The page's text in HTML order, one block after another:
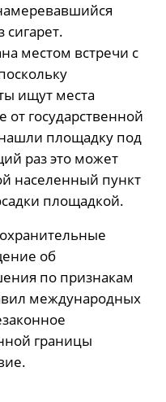
местом встречи с
ищут места
государственной
нашли площадку под
раз это может
населенный пункт
площадкой.
об
по признакам
международных
границы